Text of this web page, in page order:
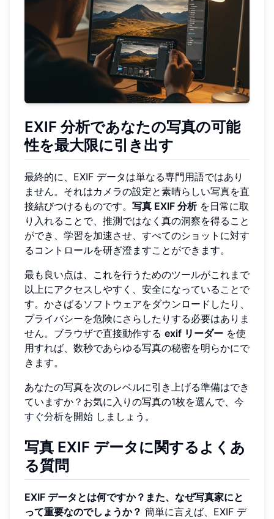
EXIF 分析であなたの写真の可能
性を最大限に引き出す
最終的に、EXIF データは単なる専門用語ではあり
ません。それはカメラの設定と素晴らしい写真を直
接結びつけるものです。 写真 EXIF 分析を日常に取
り入れることで、推測ではなく真の洞察を得ること
ができ、学習を加速させ、すべてのショットに対す
るコントロールを研ぎ澄ますことができます。
最も良い点は、これを行うためのツールがこれまで
以上にアクセスしやすく、安全になっていることで
す。かさばるソフトウェアをダウンロードしたり、
プライバシーを危険にさらしたりする必要はありま
せん。ブラウザで直接動作する exif リーダー を使
用すれば、数秒であらゆる写真の秘密を明らかにで
きます。
あなたの写真を次のレベルに引き上げる準備はでき
ていますか？お気に入りの写真の1枚を選んで、 今
すぐ分析を開始 しましょう。
写真 EXIF データに関するよくあ
る質問
EXIF データとは何ですか？また、なぜ写真家にと
って重要なのでしょうか？ 簡単に言えば、EXIF デ